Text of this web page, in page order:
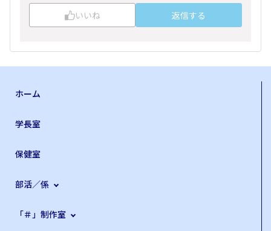
いいね 返信する
ホーム
学長室
保健室
部活／係
「＃」制作室